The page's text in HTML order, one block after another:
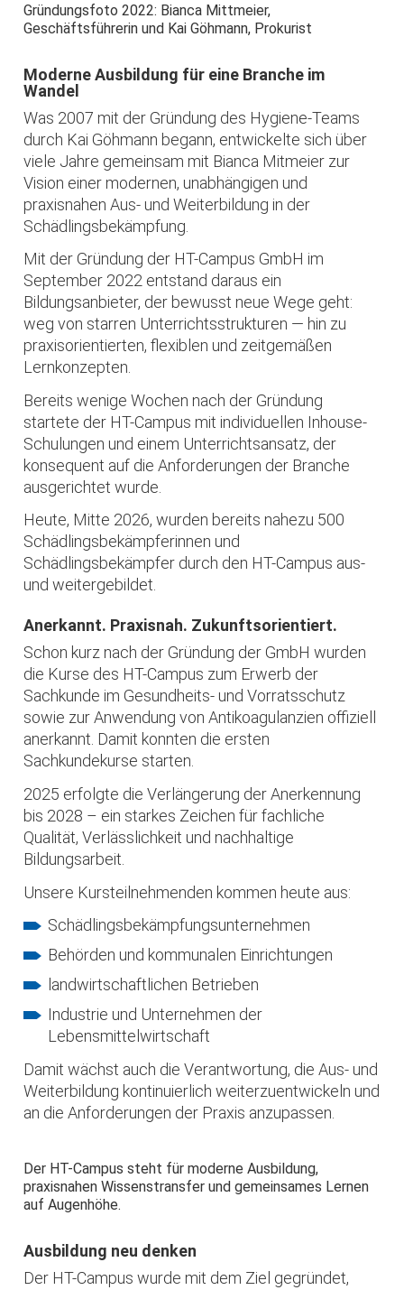
Gründungsfoto 2022: Bianca Mittmeier,
Geschäftsführerin und Kai Göhmann, Prokurist
Moderne Ausbildung für eine Branche im
Wandel
Was 2007 mit der Gründung des Hygiene-Teams
durch Kai Göhmann begann, entwickelte sich über
viele Jahre gemeinsam mit Bianca Mitmeier zur
Vision einer modernen, unabhängigen und
praxisnahen Aus- und Weiterbildung in der
Schädlingsbekämpfung.
Mit der Gründung der HT-Campus GmbH im
September 2022 entstand daraus ein
Bildungsanbieter, der bewusst neue Wege geht:
weg von starren Unterrichtsstrukturen — hin zu
praxisorientierten, flexiblen und zeitgemäßen
Lernkonzepten.
Bereits wenige Wochen nach der Gründung
startete der HT-Campus mit individuellen Inhouse-
Schulungen und einem Unterrichtsansatz, der
konsequent auf die Anforderungen der Branche
ausgerichtet wurde.
Heute, Mitte 2026, wurden bereits nahezu 500
Schädlingsbekämpferinnen und
Schädlingsbekämpfer durch den HT-Campus aus-
und weitergebildet.
Anerkannt. Praxisnah. Zukunftsorientiert.
Schon kurz nach der Gründung der GmbH wurden
die Kurse des HT-Campus zum Erwerb der
Sachkunde im Gesundheits- und Vorratsschutz
sowie zur Anwendung von Antikoagulanzien offiziell
anerkannt. Damit konnten die ersten
Sachkundekurse starten.
2025 erfolgte die Verlängerung der Anerkennung
bis 2028 – ein starkes Zeichen für fachliche
Qualität, Verlässlichkeit und nachhaltige
Bildungsarbeit.
Unsere Kursteilnehmenden kommen heute aus:
Schädlingsbekämpfungsunternehmen
Behörden und kommunalen Einrichtungen
landwirtschaftlichen Betrieben
Industrie und Unternehmen der
Lebensmittelwirtschaft
Damit wächst auch die Verantwortung, die Aus- und
Weiterbildung kontinuierlich weiterzuentwickeln und
an die Anforderungen der Praxis anzupassen.
Der HT-Campus steht für moderne Ausbildung,
praxisnahen Wissenstransfer und gemeinsames Lernen
auf Augenhöhe.
Ausbildung neu denken
Der HT-Campus wurde mit dem Ziel gegründet,